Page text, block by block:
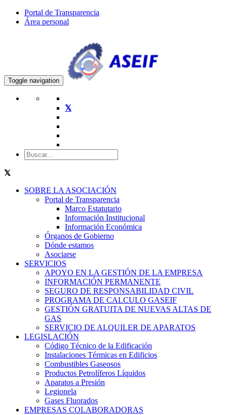
Portal de Transparencia
Área personal
Toggle navigation
SOBRE LA ASOCIACIÓN
Portal de Transparencia
Marco Estatutario
Información Institucional
Información Económica
Órganos de Gobierno
Dónde estamos
Asociarse
SERVICIOS
APOYO EN LA GESTIÓN DE LA EMPRESA
INFORMACIÓN PERMANENTE
SEGURO DE RESPONSABILIDAD CIVIL
PROGRAMA DE CALCULO GASEIF
GESTIÓN GRATUITA DE NUEVAS ALTAS DE
GAS
SERVICIO DE ALQUILER DE APARATOS
LEGISLACIÓN
Código Técnico de la Edificación
Instalaciones Térmicas en Edificios
Combustibles Gaseosos
Productos Petrolíferos Líquidos
Aparatos a Presión
Legionela
Gases Fluorados
EMPRESAS COLABORADORAS